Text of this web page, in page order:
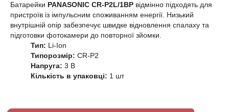
Батарейки PANASONIC CR-P2L/1BP відмінно підходять для
пристроїв із імпульсним споживанням енергії. Низький
внутрішній опір забезпечує швидке відновлення спалаху та
підготовки фотокамери до повторної зйомки.
Тип: Li-Ion
Типорозмір: CR-P2
Напруга: 3 В
Кількість в упаковці: 1 шт